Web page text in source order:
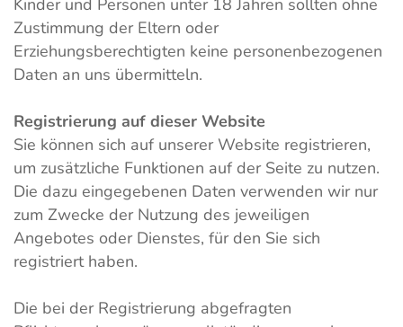
Kinder und Personen unter 18 Jahren sollten ohne
Zustimmung der Eltern oder
Erziehungsberechtigten keine personenbezogenen
Daten an uns übermitteln.
Registrierung auf dieser Website
Sie können sich auf unserer Website registrieren,
um zusätzliche Funktionen auf der Seite zu nutzen.
Die dazu eingegebenen Daten verwenden wir nur
zum Zwecke der Nutzung des jeweiligen
Angebotes oder Dienstes, für den Sie sich
registriert haben.
Die bei der Registrierung abgefragten